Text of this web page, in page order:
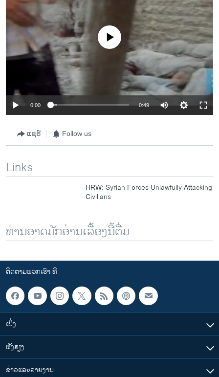
No media source currently available
0:00 0:49
ແຊຣ໌ Follow us
Links
HRW: Syrian Forces Unlawfully Attacking
Civilians
ທ່ານອາດມັກອ່ານເລື້ອງນີ້ຕື່ມ
ຕິດຕາມພວກເຮົາ ທີ່
ເບິ່ງ
ຟັງສຽງ
ຂ່າວແລະລາຍງານ